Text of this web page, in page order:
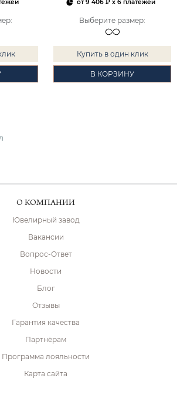
:
от9 406 ₽x 6 платежей
Выберите размер:
Купить в один клик
В КОРЗИНУ
О КОМПАНИИ
Ювелирный завод
Вакансии
Вопрос-Ответ
Новости
Блог
Отзывы
Гарантия качества
Партнёрам
Программа лояльности
Карта сайта